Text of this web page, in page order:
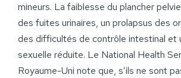
mineurs. La faiblesse du plancher
des fuites urinaires, un prolapsus des
des difficultés de contrôle intestinal et
sexuelle réduite. Le National Health
Royaume-Uni note que, s’ils ne sont